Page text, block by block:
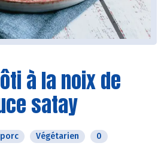
à la noix de
satay
Végétarien 0